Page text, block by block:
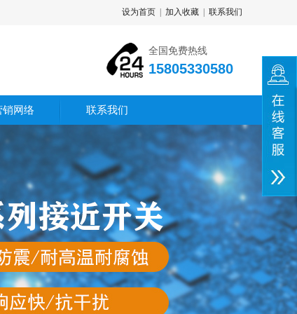
设为首页 加入收藏 联系我们
全国免费热线
15805330580
销网络 联系我们